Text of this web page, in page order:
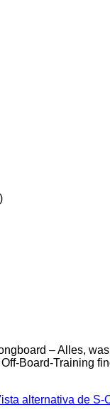
– Alles,
Board-Training